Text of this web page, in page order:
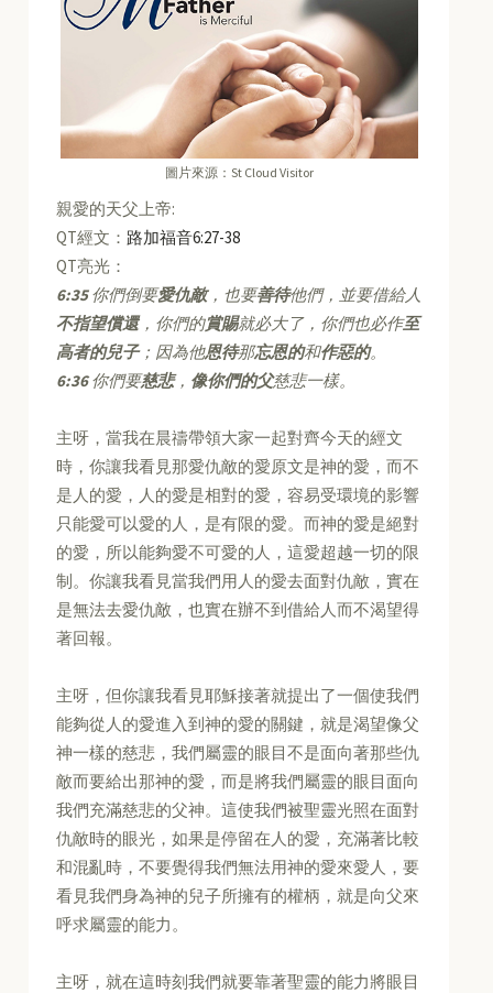
圖片來源：St Cloud Visitor
親愛的天父上帝:
QT經文： 路加福音6:27-38
QT亮光：
6:35你們倒要愛仇敵，也要善待他們，並要借給人
不指望償還，你們的賞賜就必大了，你們也必作至
高者的兒子；因為他恩待那忘恩的和作惡的。
6:36你們要慈悲， 像你們的父慈悲一樣。
主呀，當我在晨禱帶領大家一起對齊今天的經文
時，你讓我看見那愛仇敵的愛原文是神的愛，而不
是人的愛，人的愛是相對的愛，容易受環境的影響
只能愛可以愛的人，是有限的愛。而神的愛是絕對
的愛，所以能夠愛不可愛的人，這愛超越一切的限
制。你讓我看見當我們用人的愛去面對仇敵，實在
是無法去愛仇敵，也實在辦不到借給人而不渴望得
著回報。
主呀，但你讓我看見耶穌接著就提出了一個使我們
能夠從人的愛進入到神的愛的關鍵，就是渴望像父
神一樣的慈悲，我們屬靈的眼目不是面向著那些仇
敵而要給出那神的愛，而是將我們屬靈的眼目面向
我們充滿慈悲的父神。這使我們被聖靈光照在面對
仇敵時的眼光，如果是停留在人的愛，充滿著比較
和混亂時，不要覺得我們無法用神的愛來愛人，要
看見我們身為神的兒子所擁有的權柄，就是向父來
呼求屬靈的能力。
主呀，就在這時刻我們就要靠著聖靈的能力將眼目